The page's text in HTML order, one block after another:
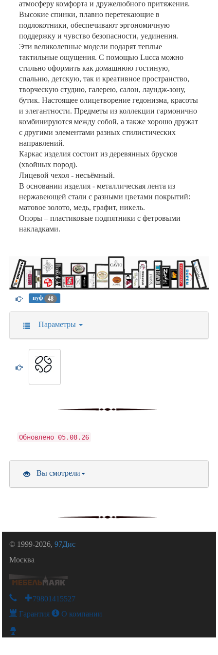
атмосферу комфорта и дружелюбного притяжения.
Высокие спинки, плавно перетекающие в
подлокотники, обеспечивают эргономичную
поддержку и чувство безопасности, уединения.
Эти великолепные модели подарят теплые
тактильные ощущения. С помощью Lucca можно
стильно оформить как домашнюю гостиную,
спальню, детскую, так и креативное пространство,
творческую студию, галерею, салон, лаундж-зону,
бутик. Настоящее олицетворение гедонизма, красоты
и элегантности. Предметы из коллекции гармонично
комбинируются между собой, а также хорошо дружат
с другими элементами разных стилистических
направлений.
Каркас изделия состоит из деревянных брусков
(хвойных пород).
Лицевой чехол - несъёмный.
В основании изделия - металлическая лента из
нержавеющей стали с разными цветами покрытий:
матовое золото, медь, графит, никель.
Опоры – пластиковые подпятники с фетровыми
накладками.
пуф 48
Параметры
Обновлено 05.08.26
Вы смотрели
© 1999-2026,97Дис
Москва
+79801415527
Гарантия О компании